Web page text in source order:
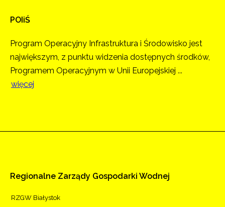
POIiŚ
Program Operacyjny Infrastruktura i Środowisko jest
największym, z punktu widzenia dostępnych środków,
Programem Operacyjnym w Unii Europejskiej ...
więcej
Regionalne Zarządy Gospodarki Wodnej
RZGW Białystok